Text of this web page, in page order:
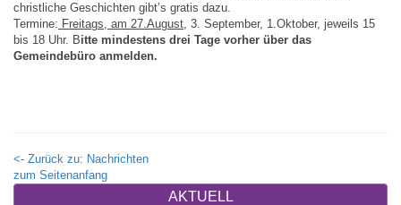
AKTUELL
christliche Geschichten gibt’s gratis dazu.
Termine: Freitags, am 27.August, 3. September, 1.Oktober, jeweils 15
bis 18 Uhr. Bitte mindestens drei Tage vorher über das
Gemeindebüro anmelden.
<- Zurück zu: Nachrichten
zum Seitenanfang